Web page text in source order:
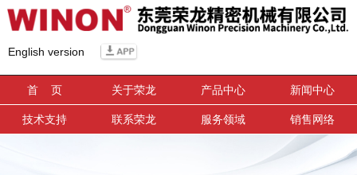
English version
首 页 关于荣龙 产品中心 新闻中心
技术支持 联系荣龙 服务领域 销售网络
信息搜索
搜索